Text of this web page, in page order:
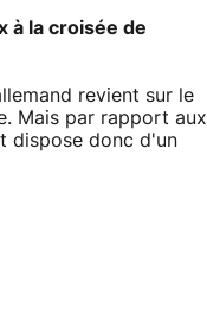
à la croisée de
revient sur le
Mais par rapport aux
dispose donc d'un